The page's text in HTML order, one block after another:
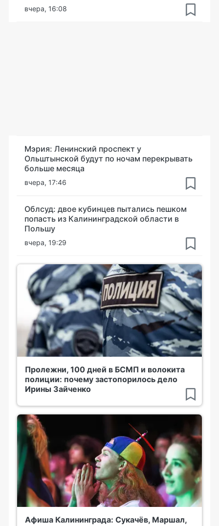
вчера, 16:08
Мэрия: Ленинский проспект у
Ольштынской будут по ночам перекрывать
больше месяца
вчера, 17:46
Облсуд: двое кубинцев пытались пешком
попасть из Калининградской области в
Польшу
вчера, 19:29
Пролежни, 100 дней в БСМП и волокита
полиции: почему застопорилось дело
Ирины Зайченко
Афиша Калининграда: Сукачёв, Маршал,